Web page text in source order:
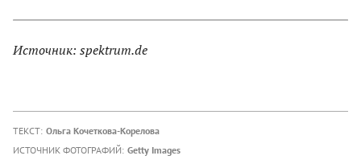
Источник: spektrum.de
ТЕКСТ: Ольга Кочеткова-Корелова
ИСТОЧНИК ФОТОГРАФИЙ: Getty Images